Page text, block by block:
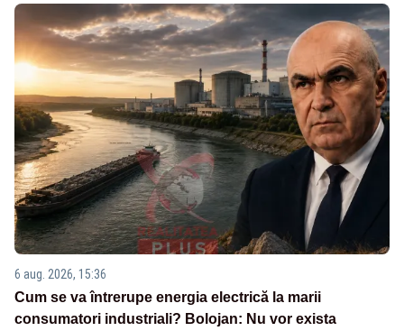
6 aug. 2026, 15:36
Cum se va întrerupe energia electrică la marii
consumatori industriali? Bolojan: Nu vor exista